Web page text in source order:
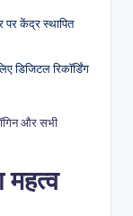
पर केंद्र स्थापित
डिजिटल रिकॉर्डिंग
और सभी
महत्व